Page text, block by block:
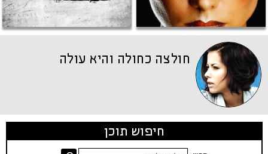
חולצה כחולה והיא עולה
חיפוש תוכן